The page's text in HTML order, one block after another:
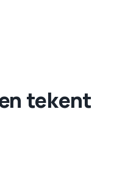
tekent